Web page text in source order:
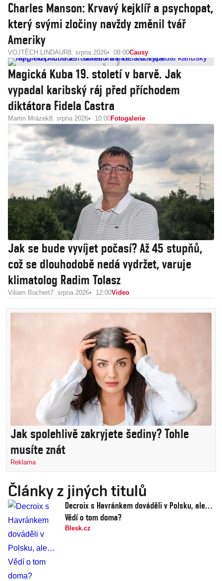
Charles Manson: Krvavý kejklíř a psychopat,
který svými zločiny navždy změnil tvář
Ameriky
VOJTĚCH LINDAUR8. srpna 2026 08:00Causy
Magická Kuba 19. století v barvě. Jak
vypadal karibský ráj před příchodem
diktátora Fidela Castra
Martin Mrázek8. srpna 2026 10:00Fotogalerie
Jak se bude vyvíjet počasí? Až 45 stupňů,
což se dlouhodobě nedá vydržet, varuje
klimatolog Radim Tolasz
Viliam Buchert7. srpna 2026 12:00Video
Jak spolehlivě zakryjete šediny? Tohle
musíte znát
Reklama
Články z jiných titulů
Decroix s Havránkem dováděli v Polsku, ale…
Vědí o tom doma?
Blesk.cz